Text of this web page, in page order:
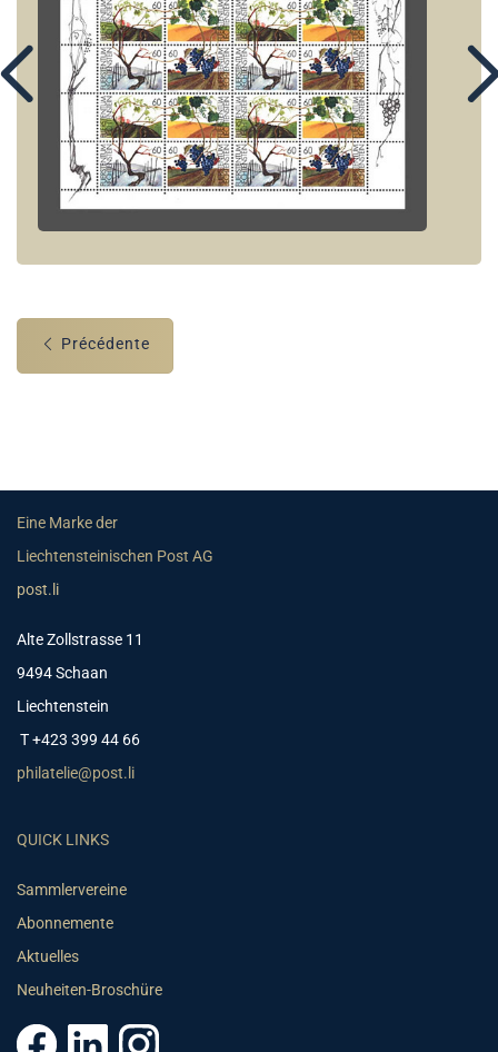
Précédente
Eine Marke der
Liechtensteinischen Post AG
post.li
Alte Zollstrasse 11
9494 Schaan
Liechtenstein
T +423 399 44 66
philatelie@post.li
QUICK LINKS
Sammlervereine
Abonnemente
Aktuelles
Neuheiten-Broschüre